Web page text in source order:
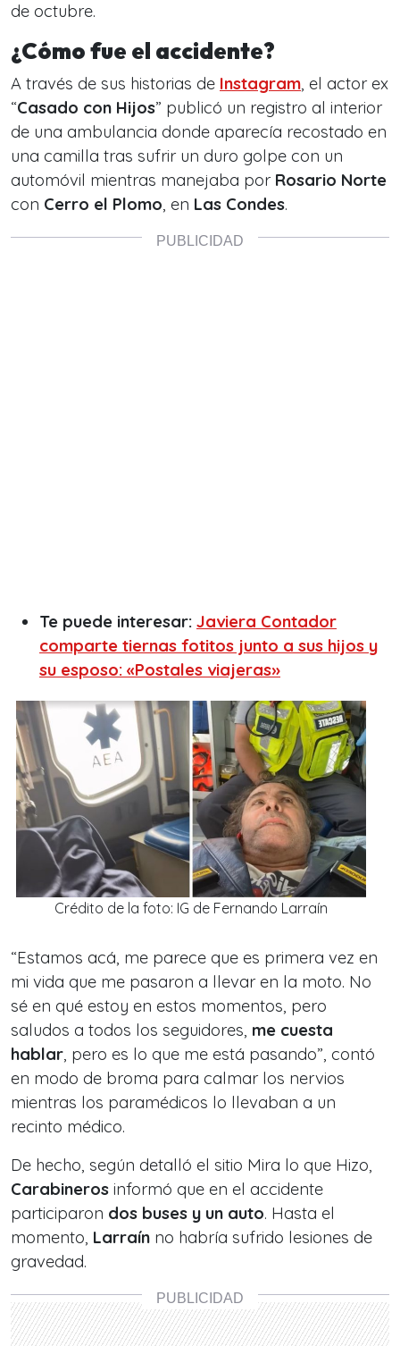
de octubre.
¿Cómo fue el accidente?
A través de sus historias de Instagram, el actor ex
“Casado con Hijos” publicó un registro al interior
de una ambulancia donde aparecía recostado en
una camilla tras sufrir un duro golpe con un
automóvil mientras manejaba por Rosario Norte
con Cerro el Plomo, en Las Condes.
Te puede interesar: Javiera Contador
comparte tiernas fotitos junto a sus hijos y
su esposo: «Postales viajeras»
Crédito de la foto: IG de Fernando Larraín
“Estamos acá, me parece que es primera vez en
mi vida que me pasaron a llevar en la moto. No
sé en qué estoy en estos momentos, pero
saludos a todos los seguidores, me cuesta
hablar, pero es lo que me está pasando”, contó
en modo de broma para calmar los nervios
mientras los paramédicos lo llevaban a un
recinto médico.
De hecho, según detalló el sitio Mira lo que Hizo,
Carabineros informó que en el accidente
participaron dos buses y un auto. Hasta el
momento, Larraín no habría sufrido lesiones de
gravedad.